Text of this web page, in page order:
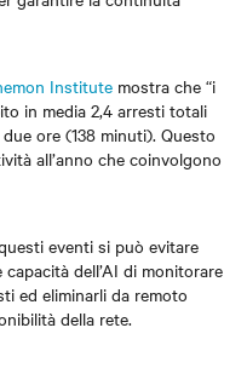
Institute mostra che “i
in media 2,4 arresti totali
ore (138 minuti). Questo
all’anno che coinvolgono
eventi si può evitare
dell’AI di monitorare
ed eliminarli da remoto
della rete.